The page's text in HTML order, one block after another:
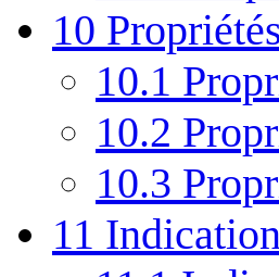
10
10.1
10.2
10.3
11